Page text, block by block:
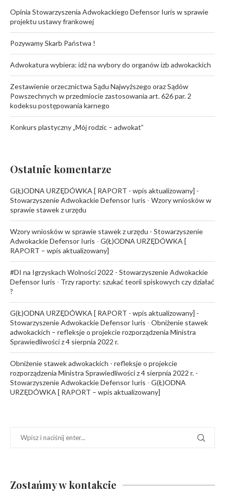
Opinia Stowarzyszenia Adwokackiego Defensor Iuris w sprawie
projektu ustawy frankowej
Pozywamy Skarb Państwa !
Adwokatura wybiera: idź na wybory do organów izb adwokackich
Zestawienie orzecznictwa Sądu Najwyższego oraz Sądów
Powszechnych w przedmiocie zastosowania art. 626 par. 2
kodeksu postępowania karnego
Konkurs plastyczny „Mój rodzic – adwokat”
Ostatnie komentarze
G(Ł)ODNA URZĘDÓWKA [ RAPORT - wpis aktualizowany] -
Stowarzyszenie Adwokackie Defensor Iuris - Wzory wniosków w
sprawie stawek z urzędu
Wzory wniosków w sprawie stawek z urzędu - Stowarzyszenie
Adwokackie Defensor Iuris - G(Ł)ODNA URZĘDÓWKA [
RAPORT – wpis aktualizowany]
#DI na Igrzyskach Wolności 2022 - Stowarzyszenie Adwokackie
Defensor Iuris - Trzy raporty: szukać teorii spiskowych czy działać
?
G(Ł)ODNA URZĘDÓWKA [ RAPORT - wpis aktualizowany] -
Stowarzyszenie Adwokackie Defensor Iuris - Obniżenie stawek
adwokackich – refleksje o projekcie rozporządzenia Ministra
Sprawiedliwości z 4 sierpnia 2022 r.
Obniżenie stawek adwokackich - refleksje o projekcie
rozporządzenia Ministra Sprawiedliwości z 4 sierpnia 2022 r. -
Stowarzyszenie Adwokackie Defensor Iuris - G(Ł)ODNA
URZĘDÓWKA [ RAPORT – wpis aktualizowany]
Zostańmy w kontakcie